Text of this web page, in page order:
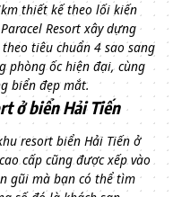
thiết kế theo lối kiến
Paracel Resort xây dựng
tiêu chuẩn 4 sao sang
phòng ốc hiện đại, cùng
biển đẹp mắt.
ở biển Hải Tiến
resort biển Hải Tiến ở
cấp cũng được xếp vào
gũi mà bạn có thể tìm